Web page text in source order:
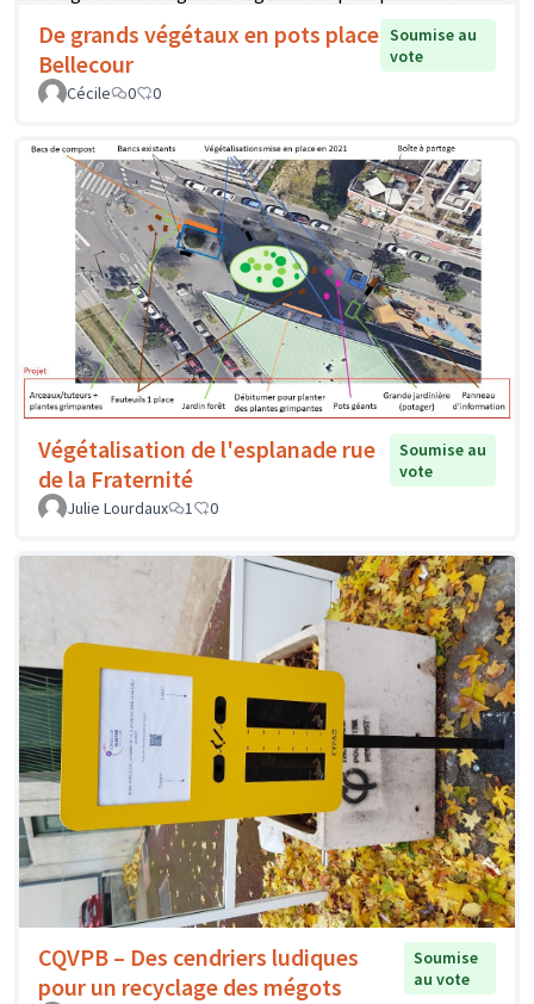
De grands végétaux en pots place
Bellecour
Soumise au
vote
Cécile
0 0
Végétalisation de l'esplanade rue
de la Fraternité
Soumise au
vote
Julie Lourdaux
1 0
CQVPB – Des cendriers ludiques
pour un recyclage des mégots
Soumise
au vote